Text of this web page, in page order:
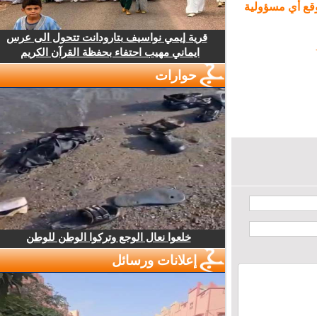
أي مسؤولية
قرية إيمي نواسيف بتارودانت تتحول الى عرس
ايماني مهيب احتفاء بحفظة القرآن الكريم
حوارات
خلعوا نعال الوجع وتركوا الوطن للوطن
إعلانات ورسائل